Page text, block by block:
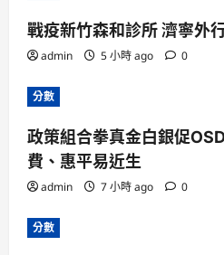
戰疫新竹森和診所 濟寧外
admin 5 小時 ago 0
分數
政策組合拳真金白銀促
費、惠平易近生
admin 7 小時 ago 0
分數